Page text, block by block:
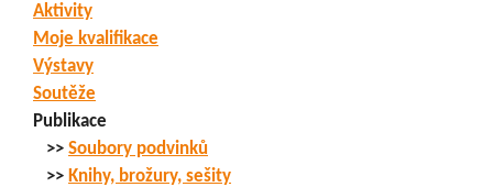
Aktivity
Moje kvalifikace
Výstavy
Soutěže
Publikace
>> Soubory podvinků
>> Knihy, brožury, sešity